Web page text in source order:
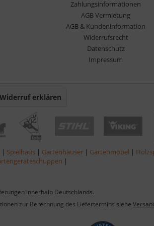
Zahlungsinformationen
AGB Vermietung
AGB & Kundeninformation
Widerrufsrecht
Datenschutz
Impressum
Widerruf erklären
| Spielhaus | Gartenhäuser | Gartenmöbel |
|
innerhalb Deutschlands.
zur Berechnung des Liefertermins siehe